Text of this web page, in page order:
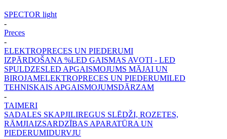
SPECTOR light
-
Preces
-
ELEKTROPRECES UN PIEDERUMI
IZPĀRDOŠANA %LED GAISMAS AVOTI - LED
SPULDZESLED APGAISMOJUMS MĀJAI UN
BIROJAMELEKTROPRECES UN PIEDERUMILED
TEHNISKAIS APGAISMOJUMSDĀRZAM
-
TAIMERI
SADALES SKAPJILIREGUS SLĒDŽI, ROZETES,
RĀMJIAIZSARDZĪBAS APARATŪRA UN
PIEDERUMIDURVJU